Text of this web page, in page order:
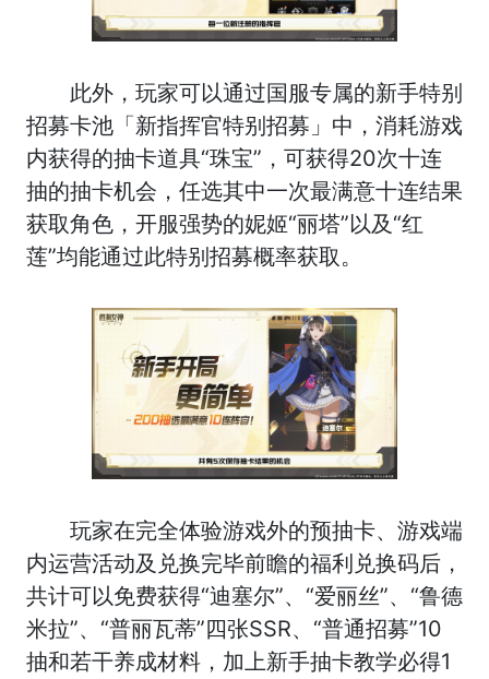
此外，玩家可以通过国服专属的新手特别
招募卡池「新指挥官特别招募」中，消耗游戏
内获得的抽卡道具“珠宝”，可获得20次十连
抽的抽卡机会，任选其中一次最满意十连结果
获取角色，开服强势的妮姬“丽塔”以及“红
莲”均能通过此特别招募概率获取。
玩家在完全体验游戏外的预抽卡、游戏端
内运营活动及兑换完毕前瞻的福利兑换码后，
共计可以免费获得“迪塞尔”、“爱丽丝”、“鲁德
米拉”、“普丽瓦蒂”四张SSR、“普通招募”10
抽和若干养成材料，加上新手抽卡教学必得1